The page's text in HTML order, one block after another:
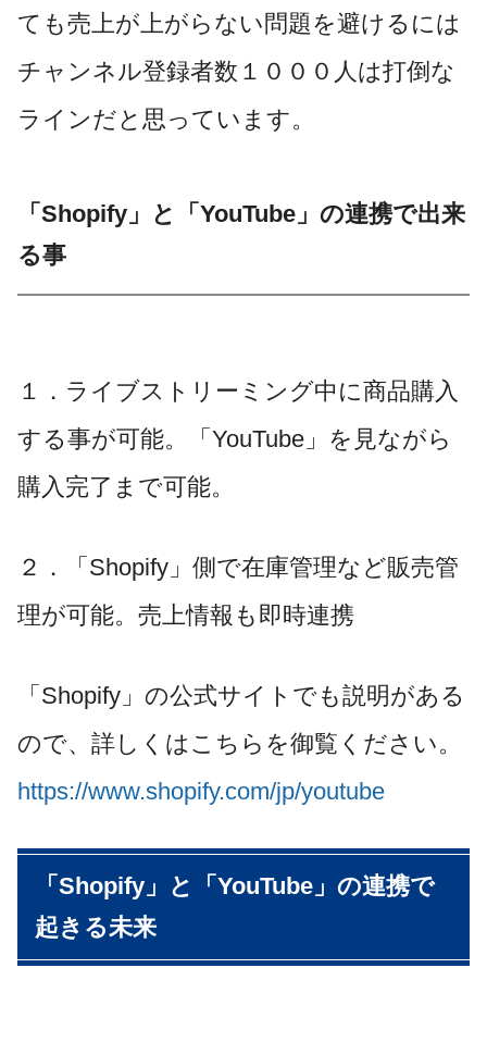
ても売上が上がらない問題を避けるには
チャンネル登録者数１０００人は打倒な
ラインだと思っています。
「Shopify」と「YouTube」の連携で出来
る事
１．ライブストリーミング中に商品購入
する事が可能。「YouTube」を見ながら
購入完了まで可能。
２．「Shopify」側で在庫管理など販売管
理が可能。売上情報も即時連携
「Shopify」の公式サイトでも説明がある
ので、詳しくはこちらを御覧ください。
https://www.shopify.com/jp/youtube
「Shopify」と「YouTube」の連携で
起きる未来